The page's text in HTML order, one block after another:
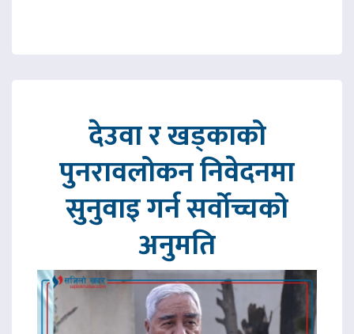
देउवा र खड्काको
पुनरावलोकन निवेदनमा
सुनुवाइ गर्न सर्वोच्चको
अनुमति